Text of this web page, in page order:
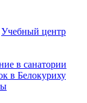
Учебный центр
в санатории
в Белокуриху